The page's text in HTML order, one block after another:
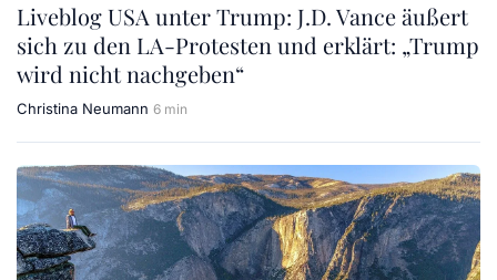
Liveblog USA unter Trump: J.D. Vance äußert
sich zu den LA-Protesten und erklärt: „Trump
wird nicht nachgeben“
Christina Neumann 6 min